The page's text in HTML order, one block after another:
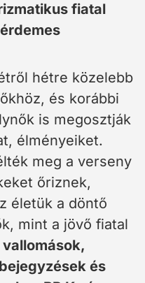
fiatal
hétre közelebb
és korábbi
is megosztják
élményeiket.
meg a verseny
őriznek,
életük a döntő
mint a jövő fiatal
vallomások,
és